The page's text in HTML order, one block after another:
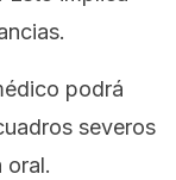
podrá
severos
oral.